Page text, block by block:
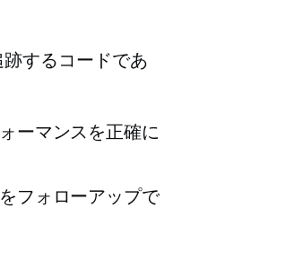
するコードであ
ーマンスを正確に
フォローアップで